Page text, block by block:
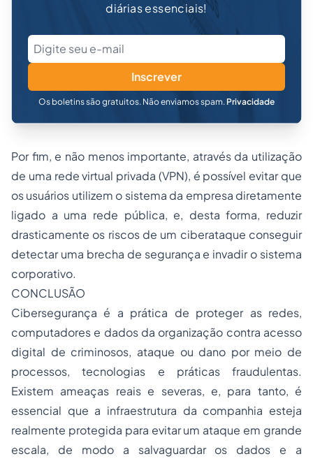
diárias essenciais!
Inscrever
Os boletins são gratuitos. Não enviamos spam. Privacidade
Por fim, e não menos importante, através da utilização
de uma rede virtual privada (VPN), é possível evitar que
os usuários utilizem o sistema da empresa diretamente
ligado a uma rede pública, e, desta forma, reduzir
drasticamente os riscos de um ciberataque conseguir
detectar uma brecha de segurança e invadir o sistema
corporativo.
CONCLUSÃO
Cibersegurança é a prática de proteger as redes,
computadores e dados da organização contra acesso
digital de criminosos, ataque ou dano por meio de
processos, tecnologias e práticas fraudulentas.
Existem ameaças reais e severas, e, para tanto, é
essencial que a infraestrutura da companhia esteja
realmente protegida para evitar um ataque em grande
escala, de modo a salvaguardar os dados e a